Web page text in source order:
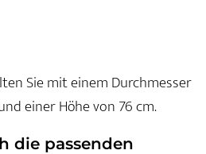
Sie mit einem Durchmesser
einer Höhe von 76 cm.
die passenden